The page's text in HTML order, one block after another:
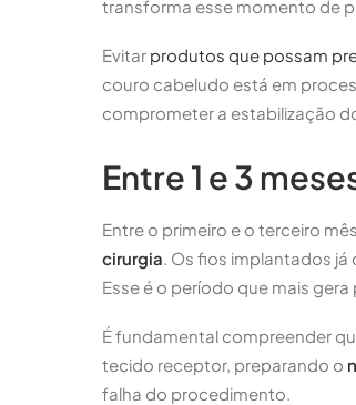
transforma esse momento de
Evitar produtos que possam
couro cabeludo está em
comprometer a estabilização
Entre 1 e 3
Entre o primeiro e o terceiro
cirurgia. Os fios implantados
Esse é o período que mais
É fundamental compreender
tecido receptor, preparando o
falha do procedimento.